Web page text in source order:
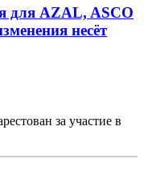
для AZAL, ASCO
несёт
за участие в